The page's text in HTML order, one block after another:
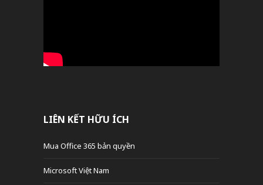
LIÊN KẾT HỮU ÍCH
Mua Office 365 bản quyền
Microsoft Việt Nam